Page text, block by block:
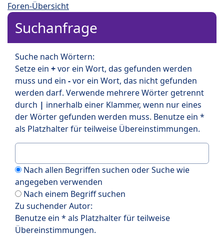
Foren-Übersicht
Suchanfrage
Suche nach Wörtern:
Setze ein +vor ein Wort, das gefunden werden
muss und ein -vor ein Wort, das nicht gefunden
werden darf. Verwende mehrere Wörter getrennt
durch | innerhalb einer Klammer, wenn nur eines
der Wörter gefunden werden muss. Benutze ein *
als Platzhalter für teilweise Übereinstimmungen.
Nach allen Begriffen suchen oder Suche wie
angegeben verwenden
Nach einem Begriff suchen
Zu suchender Autor:
Benutze ein * als Platzhalter für teilweise
Übereinstimmungen.